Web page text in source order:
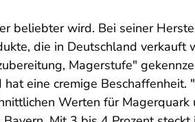
beliebter wird. Bei seiner
die in Deutschland
Magerstufe"
eine cremige
Werten für